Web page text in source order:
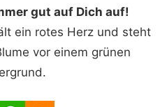
gut auf Dich auf!
ein rotes Herz und steht
vor einem grünen